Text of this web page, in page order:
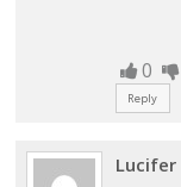
0
Reply
Lucifer